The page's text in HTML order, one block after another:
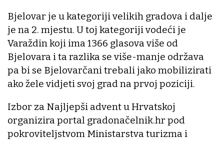
Bjelovar je u kategoriji velikih gradova i dalje
je na 2. mjestu. U toj kategoriji vodeći je
Varaždin koji ima 1366 glasova više od
Bjelovara i ta razlika se više-manje održava
pa bi se Bjelovarčani trebali jako mobilizirati
ako žele vidjeti svoj grad na prvoj poziciji.
Izbor za Najljepši advent u Hrvatskoj
organizira portal gradonačelnik.hr pod
pokroviteljstvom Ministarstva turizma i